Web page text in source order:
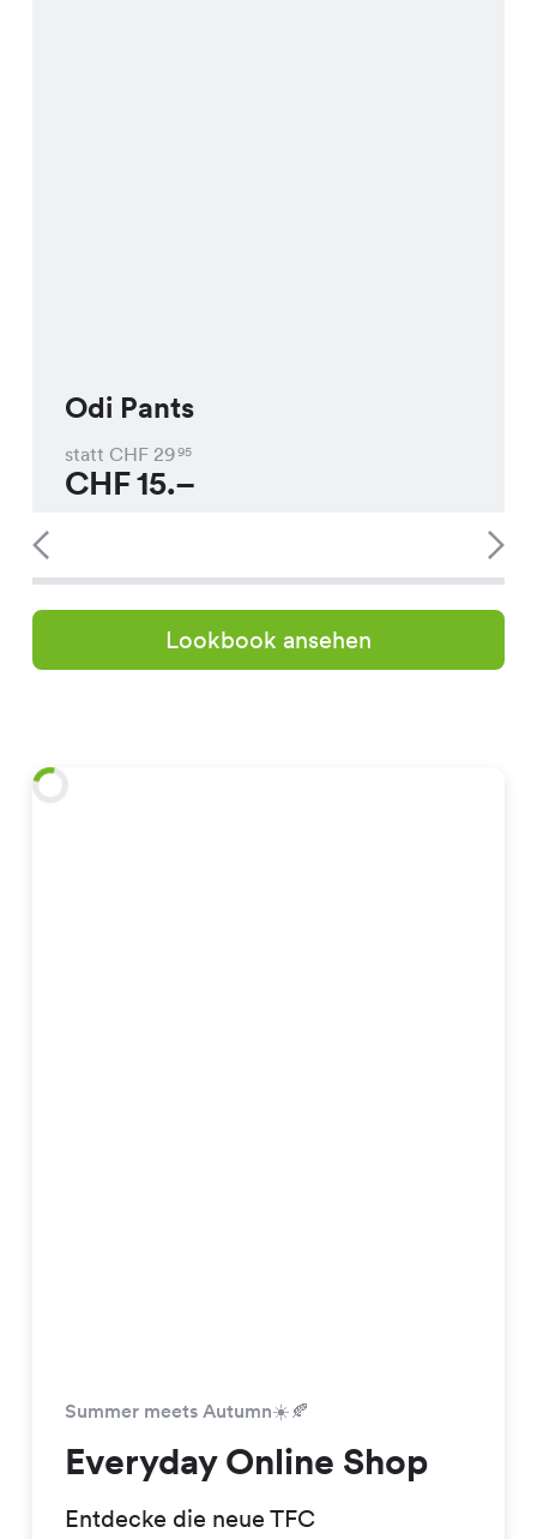
Odi Pants
statt CHF 2995
CHF15.–
Lookbook ansehen
Summer meets Autumn☀️🍂
Everyday Online Shop
Entdecke die neue TFC